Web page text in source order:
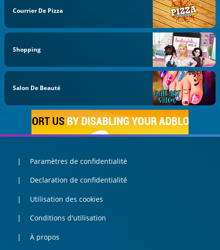
Courrier De Pizza
Shopping
Salon De Beauté
Paramètres de confidentialité
Declaration de confidentialité
Utilisation des cookies
Conditions d'utilisation
À propos